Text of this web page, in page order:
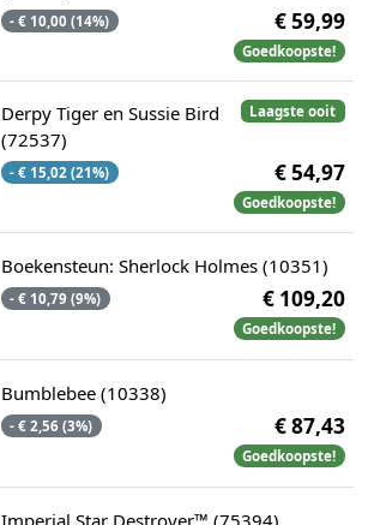
- € 10,00 (14%) € 59,99
Goedkoopste!
Laagste ooit
Derpy Tiger en Sussie Bird
(72537)
- € 15,02 (21%) € 54,97
Goedkoopste!
Boekensteun: Sherlock Holmes (10351)
- € 10,79 (9%) € 109,20
Goedkoopste!
Bumblebee (10338)
- € 2,56 (3%) € 87,43
Goedkoopste!